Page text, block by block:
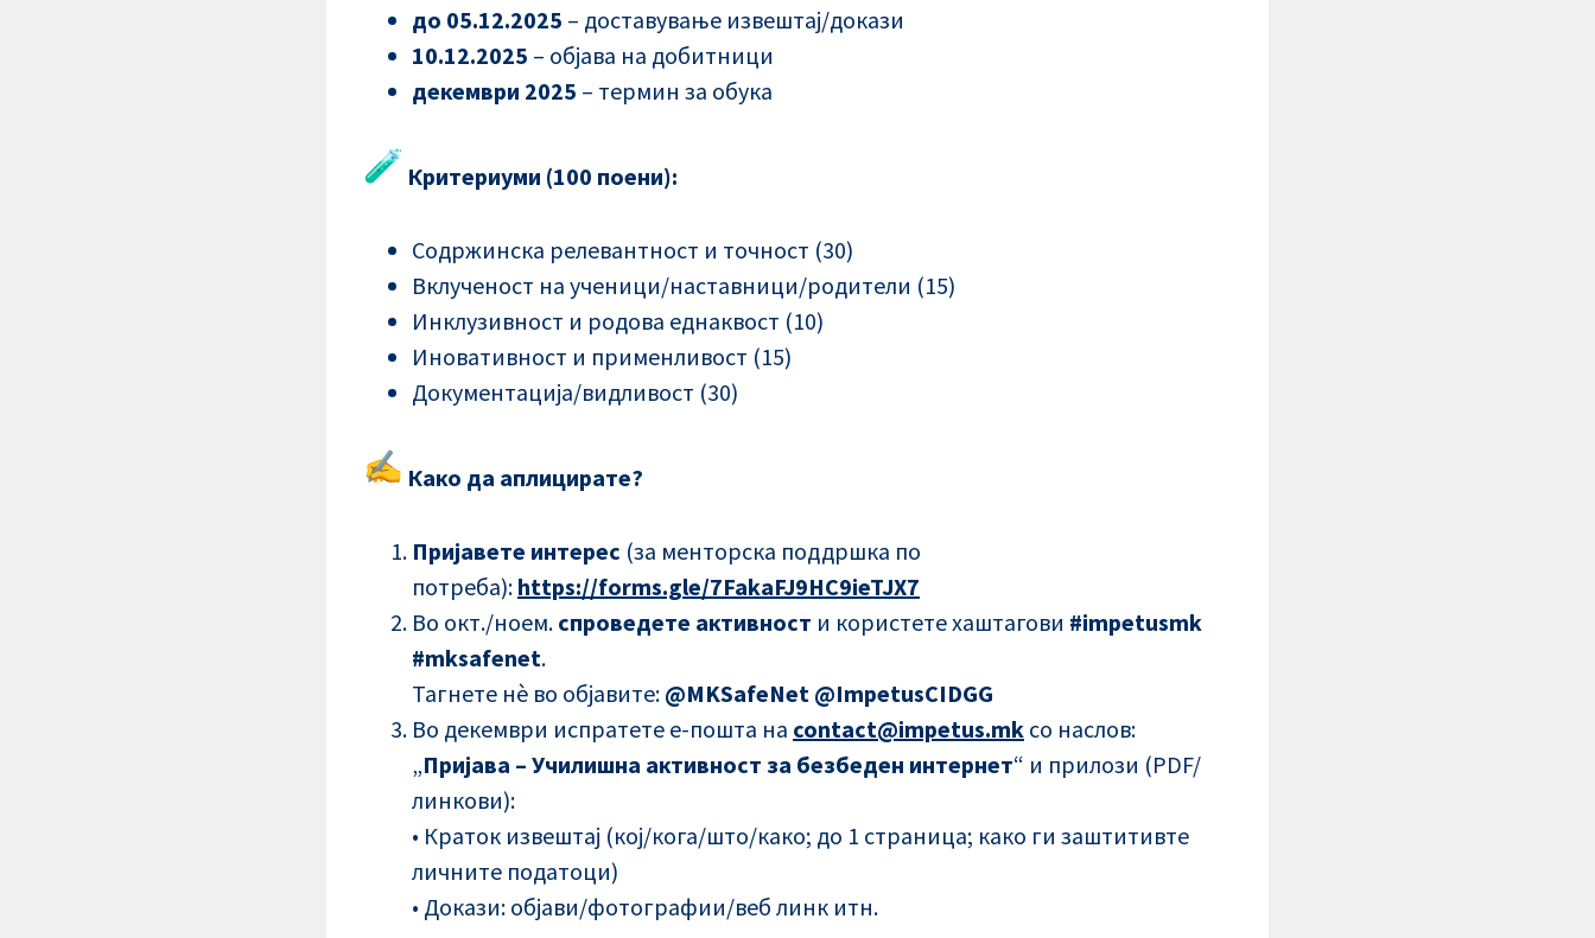
до 05.12.2025 – доставување извештај/докази
10.12.2025 – објава на добитници
декември 2025 – термин за обука
Критериуми (100 поени):
Содржинска релевантност и точност (30)
Вклученост на ученици/наставници/родители (15)
Инклузивност и родова еднаквост (10)
Иновативност и применливост (15)
Документација/видливост (30)
Како да аплицирате?
Пријавете интерес (за менторска поддршка по
потреба): https://forms.gle/7FakaFJ9HC9ieTJX7
Во окт./ноем. спроведете активност и користете хаштагови #impetusmk
#mksafenet.
Тагнете нè во објавите: @MKSafeNet @ImpetusCIDGG
Во декември испратете е-пошта на contact@impetus.mk со наслов:
„Пријава – Училишна активност за безбеден интернет“ и прилози (PDF/
линкови):
• Краток извештај (кој/кога/што/како; до 1 страница; како ги заштитивте
личните податоци)
• Докази: објави/фотографии/веб линк итн.